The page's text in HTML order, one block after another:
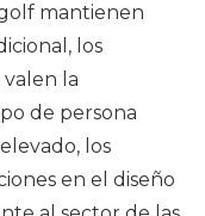
mantienen
los
la
de persona
los
en el diseño